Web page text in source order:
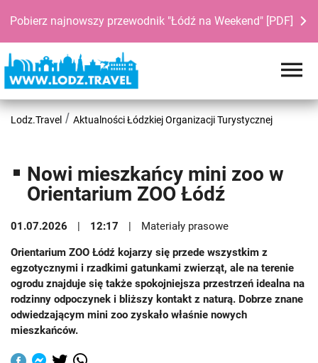
Pobierz najnowszy przewodnik "Łódź na Weekend" [PDF]
Lodz.Travel Aktualności Łódzkiej Organizacji Turystycznej
Nowi mieszkańcy mini zoo w
Orientarium ZOO Łódź
01.07.2026 12:17 Materiały prasowe
Orientarium ZOO Łódź kojarzy się przede wszystkim z
egzotycznymi i rzadkimi gatunkami zwierząt, ale na terenie
ogrodu znajduje się także spokojniejsza przestrzeń idealna na
rodzinny odpoczynek i bliższy kontakt z naturą. Dobrze znane
odwiedzającym mini zoo zyskało właśnie nowych
mieszkańców.